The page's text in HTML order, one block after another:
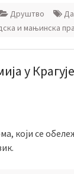
Друштво
и мањинска
у
који се